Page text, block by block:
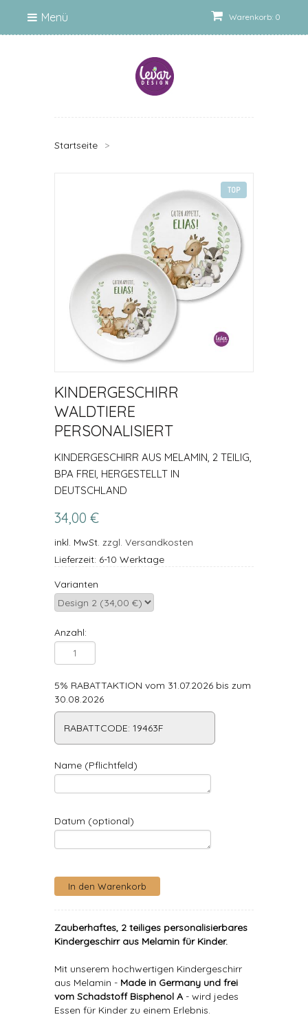
Warenkorb: 0
Menü
Startseite >
TOP
KINDERGESCHIRR
WALDTIERE
PERSONALISIERT
KINDERGESCHIRR AUS MELAMIN, 2 TEILIG,
BPA FREI, HERGESTELLT IN
DEUTSCHLAND
34,00 €
inkl. MwSt. zzgl. Versandkosten
Lieferzeit: 6-10 Werktage
Varianten
Anzahl:
5% RABATTAKTION vom 31.07.2026 bis zum
30.08.2026
RABATTCODE: 19463F
Name (Pflichtfeld)
Datum (optional)
Zauberhaftes, 2 teiliges personalisierbares
Kindergeschirr aus Melamin für Kinder.
Mit unserem hochwertigen Kindergeschirr
aus Melamin - Made in Germany und frei
vom Schadstoff Bisphenol A- wird jedes
Essen für Kinder zu einem Erlebnis.